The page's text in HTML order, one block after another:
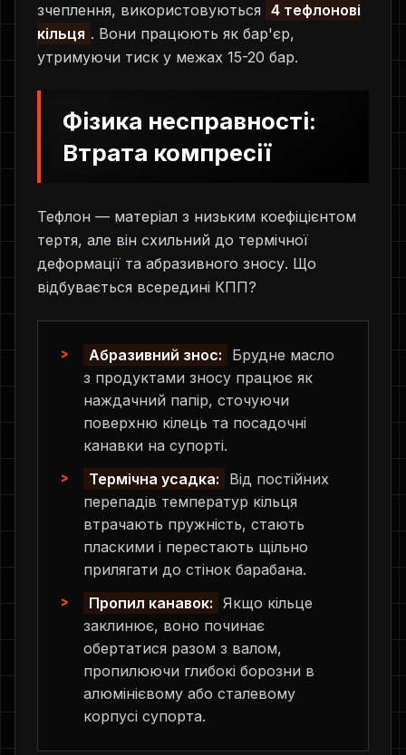
зчеплення, використовуються 4 тефлонові
кільця . Вони працюють як бар'єр,
утримуючи тиск у межах 15-20 бар.
Фізика несправності:
Втрата компресії
Тефлон — матеріал з низьким коефіцієнтом
тертя, але він схильний до термічної
деформації та абразивного зносу. Що
відбувається всередині КПП?
Абразивний знос:
Брудне масло
з продуктами зносу працює як
наждачний папір, сточуючи
поверхню кілець та посадочні
канавки на супорті.
Термічна усадка:
Від постійних
перепадів температур кільця
втрачають пружність, стають
пласкими і перестають щільно
прилягати до стінок барабана.
Пропил канавок: Якщо кільце
заклинює, воно починає
обертатися разом з валом,
пропилюючи глибокі борозни в
алюмінієвому або сталевому
корпусі супорта.